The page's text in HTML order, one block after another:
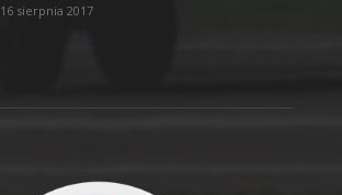
16 sierpnia 2017